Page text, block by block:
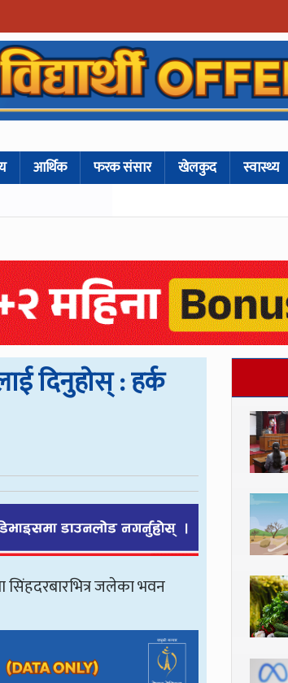
आर्थिक फरक संसार खेलकुद स्वास्थ्य
दिनुहोस् : हर्क
सिंहदरबारभित्र जलेका भवन